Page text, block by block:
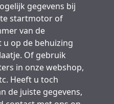
gegevens bij
startmotor of
van de
op de behuizing
Of gebruik
in onze webshop,
Heeft u toch
de juiste gegevens,